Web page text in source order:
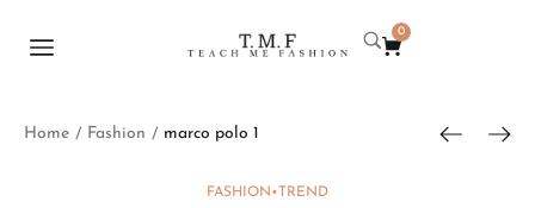
0
Home / Fashion / marco polo 1
FASHION •TREND